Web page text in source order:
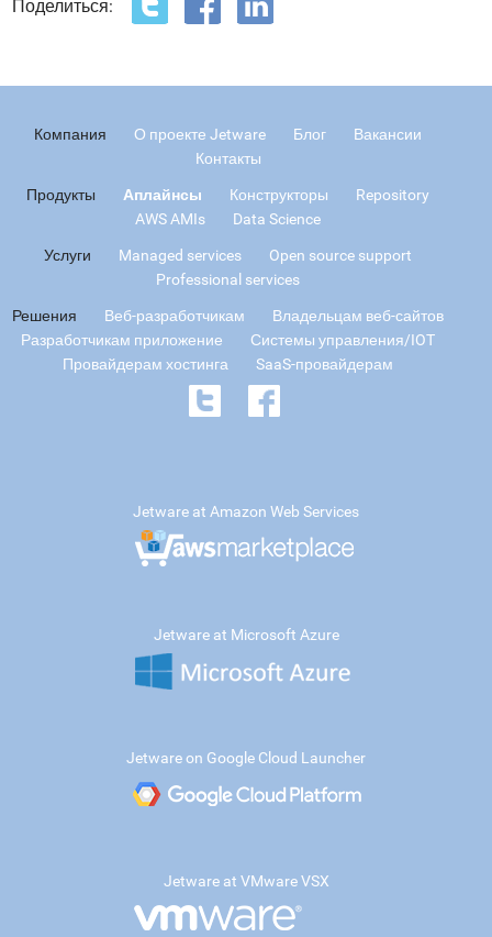
Поделиться:
Компания О проекте Jetware Блог
Вакансии
Контакты
Продукты Аплайнсы Конструкторы
Repository
AWS AMIs
Data Science
Услуги Managed services
Open source support
Professional services
Решения Веб-разработчикам
Владельцам веб-сайтов
Разработчикам приложение
Системы управления/IOT
Провайдерам хостинга
SaaS-провайдерам
Jetware at Amazon Web Services
Jetware at Microsoft Azure
Jetware on Google Cloud Launcher
Jetware at VMware VSX